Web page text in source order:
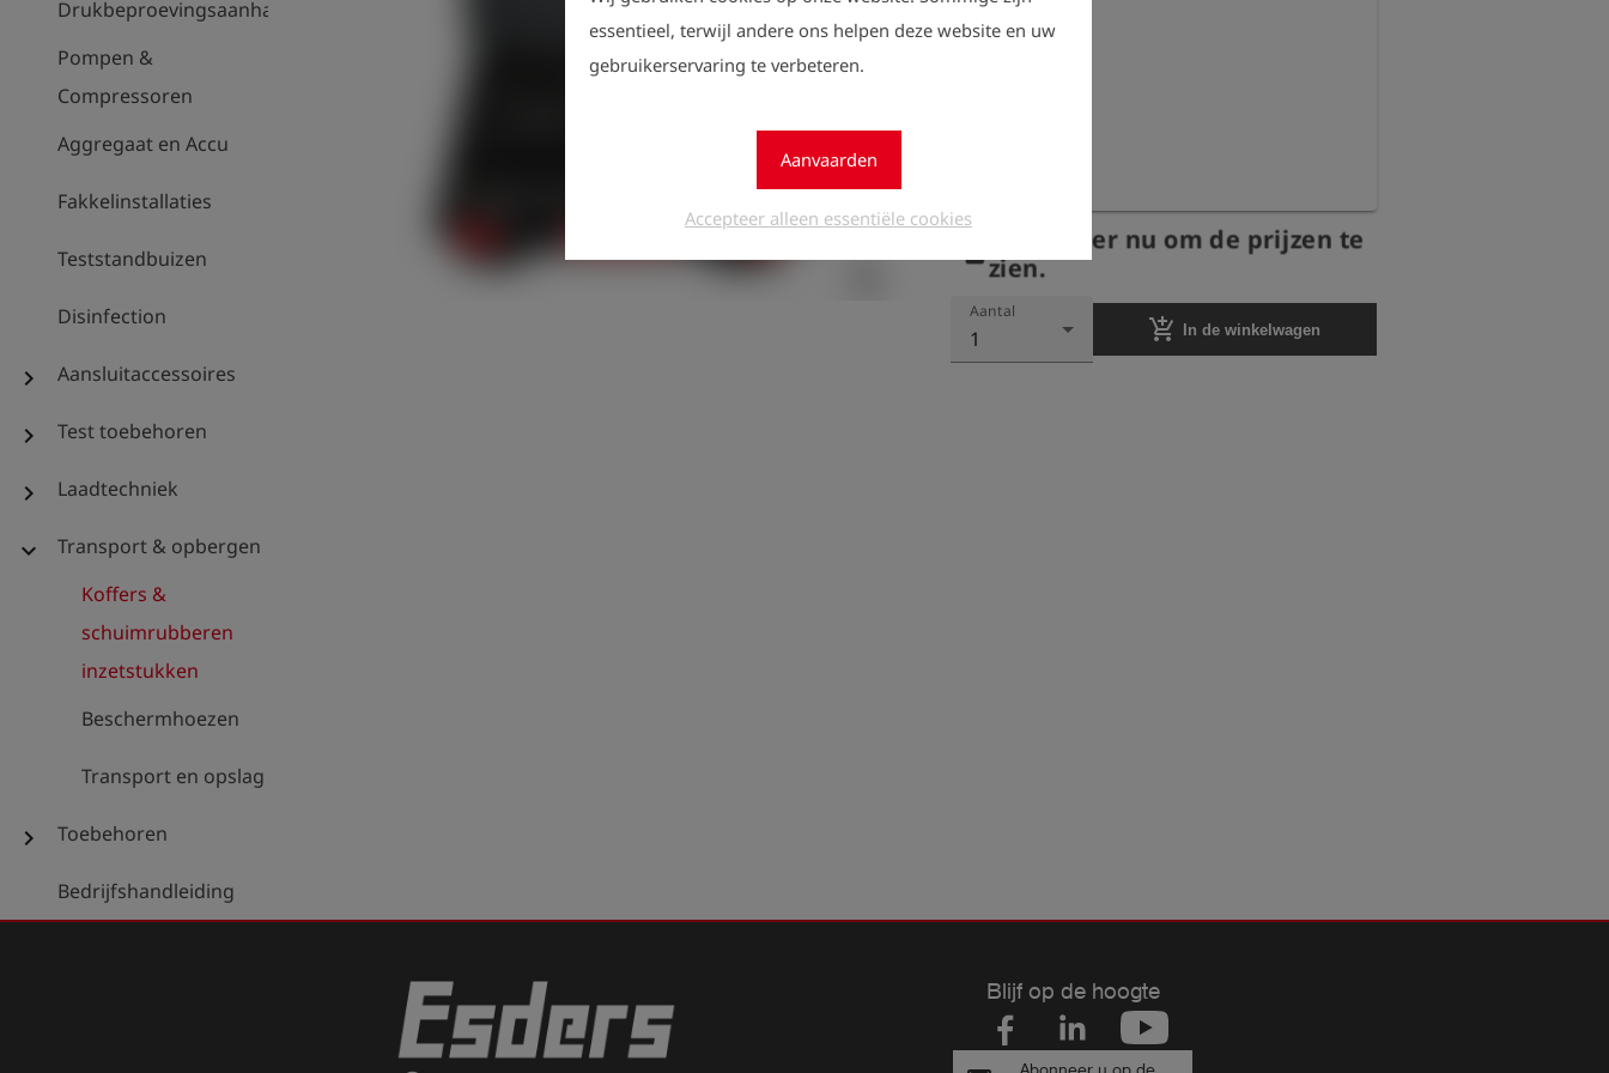
essentieel, terwijl andere ons helpen deze website en uw
gebruikerservaring te verbeteren.
Aanvaarden
Accepteer alleen essentiële cookies
Drukbeproevingsaanhanger
Pompen &
Compressoren
Aggregaat en Accu
Fakkelinstallaties
Teststandbuizen
Disinfection
chevron_right Aansluitaccessoires
chevron_right Test toebehoren
chevron_right Laadtechniek
expand_more
Transport & opbergen
Koffers &
schuimrubberen
inzetstukken
Beschermhoezen
Transport en opslag
chevron_right Toebehoren
Bedrijfshandleiding
lock
Registreer nu om de prijzen te
zien.
Aantal
1 add_shopping_cart In de winkelwagen
Blijf op de hoogte
Abonneer u op de